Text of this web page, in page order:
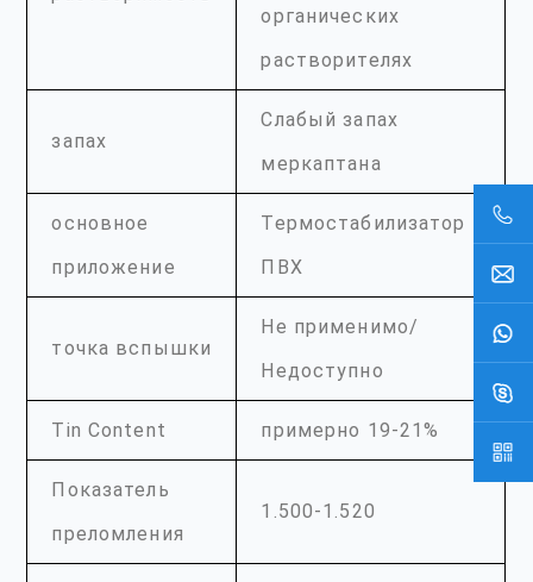
органических
растворителях
запах
Слабый запах
меркаптана
основное
приложение
Термостабилизатор
ПВХ
точка вспышки
Не применимо/
Недоступно
Tin Content примерно 19-21%
Показатель
преломления
1.500-1.520